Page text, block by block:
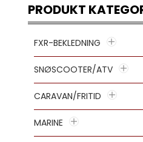
PRODUKT
FXR-BEKLEDNING
SNØSCOOTER/ATV
CARAVAN/FRITID
MARINE